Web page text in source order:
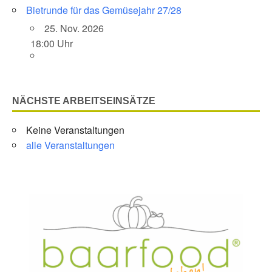
Bietrunde für das Gemüsejahr 27/28
25. Nov. 2026
18:00 Uhr
NÄCHSTE ARBEITSEINSÄTZE
Keine Veranstaltungen
alle Veranstaltungen